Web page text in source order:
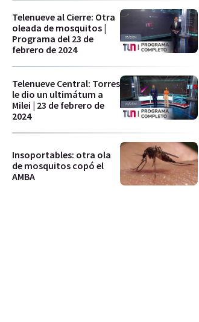
Telenueve al Cierre: Otra
oleada de mosquitos |
Programa del 23 de
febrero de 2024
Telenueve Central: Torres
le dio un ultimátum a
Milei | 23 de febrero de
2024
Insoportables: otra ola
de mosquitos copó el
AMBA